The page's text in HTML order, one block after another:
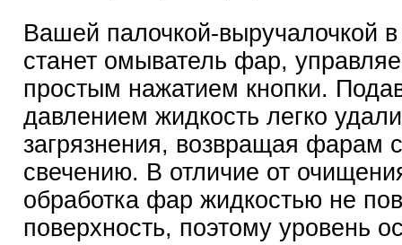
Вашей палочкой-выручалочкой в
станет омыватель фар,
простым нажатием кнопки.
давлением жидкость легко
загрязнения, возвращая фарам
свечению. В отличие от
обработка фар жидкостью не
поверхность, поэтому уровень